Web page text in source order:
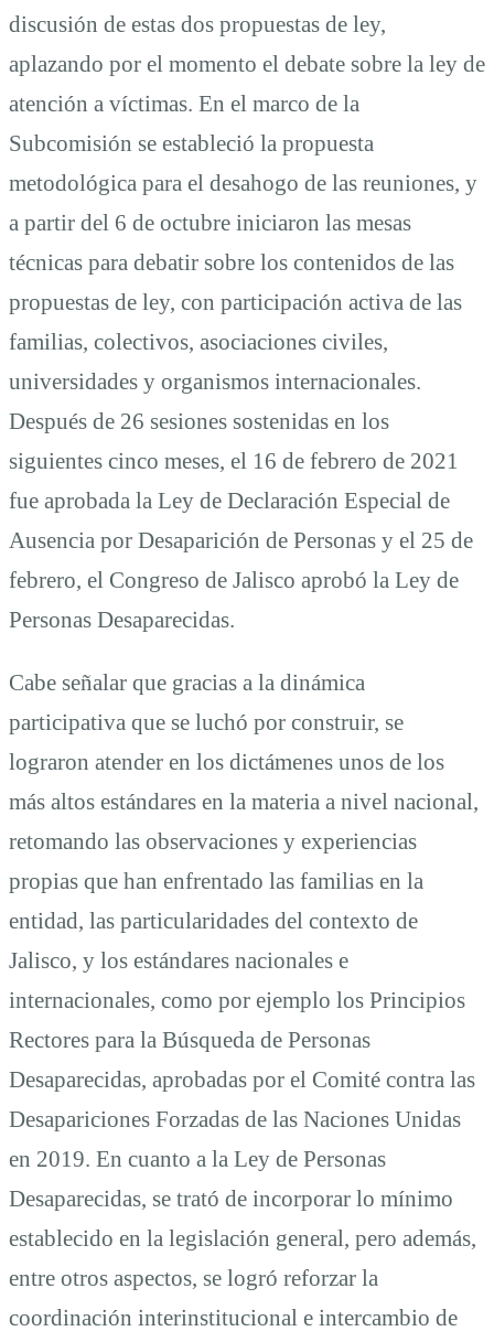
discusión de estas dos propuestas de ley,
aplazando por el momento el debate sobre la ley de
atención a víctimas. En el marco de la
Subcomisión se estableció la propuesta
metodológica para el desahogo de las reuniones, y
a partir del 6 de octubre iniciaron las mesas
técnicas para debatir sobre los contenidos de las
propuestas de ley, con participación activa de las
familias, colectivos, asociaciones civiles,
universidades y organismos internacionales.
Después de 26 sesiones sostenidas en los
siguientes cinco meses, el 16 de febrero de 2021
fue aprobada la Ley de Declaración Especial de
Ausencia por Desaparición de Personas y el 25 de
febrero, el Congreso de Jalisco aprobó la Ley de
Personas Desaparecidas.
Cabe señalar que gracias a la dinámica
participativa que se luchó por construir, se
lograron atender en los dictámenes unos de los
más altos estándares en la materia a nivel nacional,
retomando las observaciones y experiencias
propias que han enfrentado las familias en la
entidad, las particularidades del contexto de
Jalisco, y los estándares nacionales e
internacionales, como por ejemplo los Principios
Rectores para la Búsqueda de Personas
Desaparecidas, aprobadas por el Comité contra las
Desapariciones Forzadas de las Naciones Unidas
en 2019. En cuanto a la Ley de Personas
Desaparecidas, se trató de incorporar lo mínimo
establecido en la legislación general, pero además,
entre otros aspectos, se logró reforzar la
coordinación interinstitucional e intercambio de